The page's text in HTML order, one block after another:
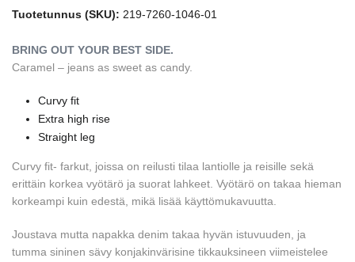
Tuotetunnus (SKU): 219-7260-1046-01
BRING OUT YOUR BEST SIDE.
Caramel – jeans as sweet as candy.
Curvy fit
Extra high rise
Straight leg
Curvy fit- farkut, joissa on reilusti tilaa lantiolle ja reisille sekä
erittäin korkea vyötärö ja suorat lahkeet. Vyötärö on takaa hieman
korkeampi kuin edestä, mikä lisää käyttömukavuutta.
Joustava mutta napakka denim takaa hyvän istuvuuden, ja
tumma sininen sävy konjakinvärisine tikkauksineen viimeistelee